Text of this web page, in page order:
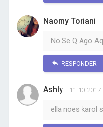
Naomy Toriani
No Se Q Ago
RESPONDER
Ashly 11-10-2017
ella noes karol